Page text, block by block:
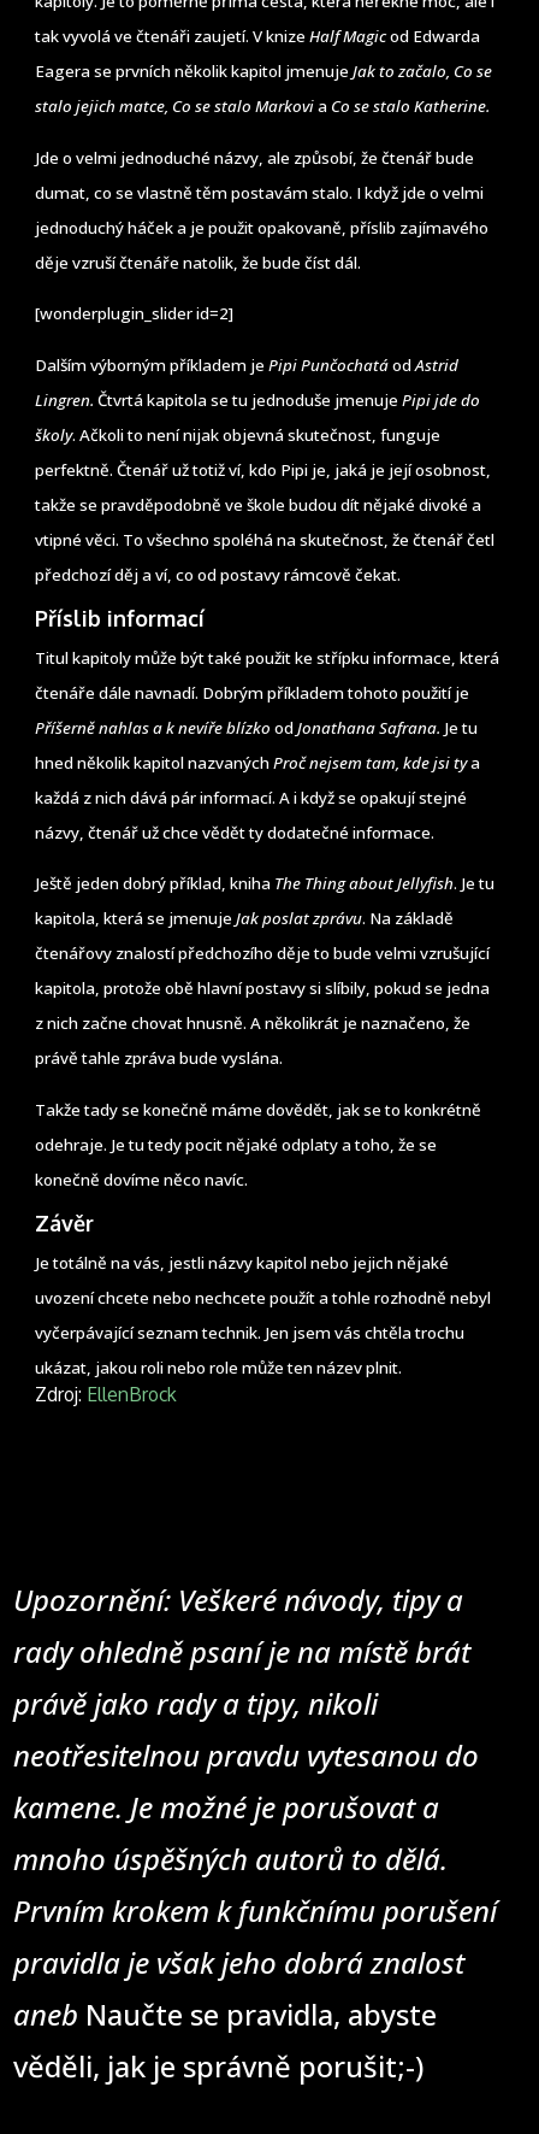
tak vyvolá ve čtenáři zaujetí. V knizeHalf Magicod Edwarda
Eagera se prvních několik kapitol jmenuje Jak to začalo, Co se
stalo jejich matce, Co se stalo Markovia Co se stalo Katherine.
Jde o velmi jednoduché názvy, ale způsobí, že čtenář bude
dumat, co se vlastně těm postavám stalo. I když jde o velmi
jednoduchý háček a je použit opakovaně, příslib zajímavého
děje vzruší čtenáře natolik, že bude číst dál.
[wonderplugin_slider id=2]
Dalším výborným příkladem jePipi PunčochatáodAstrid
Lingren.Čtvrtá kapitola se tu jednoduše jmenujePipi jde do
školy. Ačkoli to není nijak objevná skutečnost, funguje
perfektně. Čtenář už totiž ví, kdo Pipi je, jaká je její osobnost,
takže se pravděpodobně ve škole budou dít nějaké divoké a
vtipné věci. To všechno spoléhá na skutečnost, že čtenář četl
předchozí děj a ví, co od postavy rámcově čekat.
Příslib informací
Titul kapitoly může být také použit ke střípku informace, která
čtenáře dále navnadí. Dobrým příkladem tohoto použití je
Příšerně nahlas a k nevíře blízko odJonathana Safrana. Je tu
hned několik kapitol nazvanýchProč nejsem tam, kde jsi tya
každá z nich dává pár informací. A i když se opakují stejné
názvy, čtenář už chce vědět ty dodatečné informace.
Ještě jeden dobrý příklad, kniha The Thing about Jellyfish. Je tu
kapitola, která se jmenuje Jak poslat zprávu. Na základě
čtenářovy znalostí předchozího děje to bude velmi vzrušující
kapitola, protože obě hlavní postavy si slíbily, pokud se jedna
z nich začne chovat hnusně. A několikrát je naznačeno, že
právě tahle zpráva bude vyslána.
Takže tady se konečně máme dovědět, jak se to konkrétně
odehraje. Je tu tedy pocit nějaké odplaty a toho, že se
konečně dovíme něco navíc.
Závěr
Je totálně na vás, jestli názvy kapitol nebo jejich nějaké
uvození chcete nebo nechcete použít a tohle rozhodně nebyl
vyčerpávající seznam technik. Jen jsem vás chtěla trochu
ukázat, jakou roli nebo role může ten název plnit.
Zdroj: EllenBrock
Upozornění: Veškeré návody, tipy a
rady ohledně psaní je na místě brát
právě jako rady a tipy, nikoli
neotřesitelnou pravdu vytesanou do
kamene. Je možné je porušovat a
mnoho úspěšných autorů to dělá.
Prvním krokem k funkčnímu porušení
pravidla je však jeho dobrá znalost
aneb Naučte se pravidla, abyste
věděli, jak je správně porušit;-)